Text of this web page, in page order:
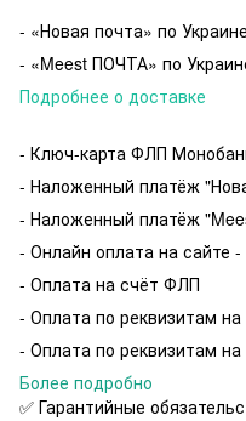
- «Новая почта» по
- «Meest ПОЧТА» по
Подробнее о доставке
- Ключ-карта ФЛП
- Наложенный платёж
- Наложенный платёж "
- Онлайн оплата на сайте
- Оплата на счёт ФЛП
- Оплата по реквизитам
- Оплата по реквизитам
Более подробно
✅ Гарантийные